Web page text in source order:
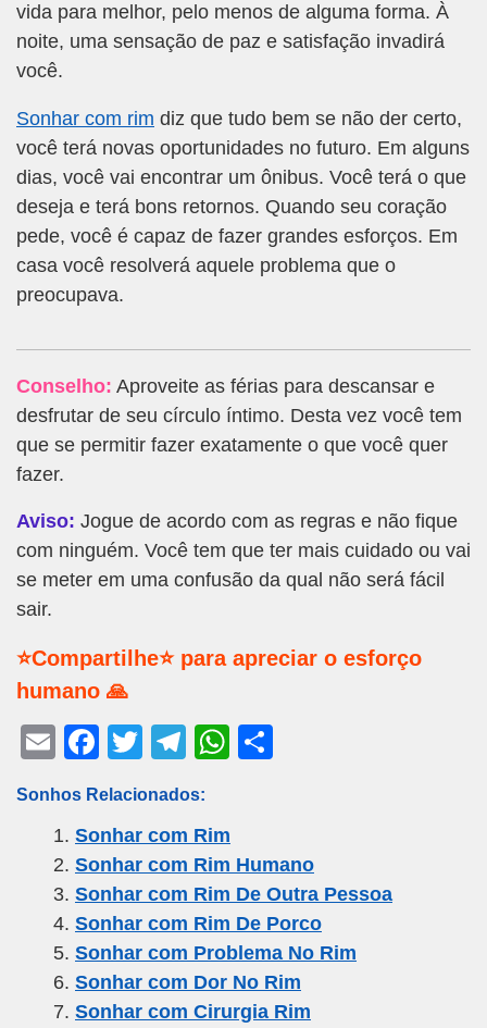
vida para melhor, pelo menos de alguma forma. À
noite, uma sensação de paz e satisfação invadirá
você.
Sonhar com rim diz que tudo bem se não der certo,
você terá novas oportunidades no futuro. Em alguns
dias, você vai encontrar um ônibus. Você terá o que
deseja e terá bons retornos. Quando seu coração
pede, você é capaz de fazer grandes esforços. Em
casa você resolverá aquele problema que o
preocupava.
Conselho: Aproveite as férias para descansar e
desfrutar de seu círculo íntimo. Desta vez você tem
que se permitir fazer exatamente o que você quer
fazer.
Aviso: Jogue de acordo com as regras e não fique
com ninguém. Você tem que ter mais cuidado ou vai
se meter em uma confusão da qual não será fácil
sair.
⭐Compartilhe⭐ para apreciar o esforço
humano 🙏
E
ail
F
c
e
b
o
o
k
T
tt
er
T
e
gr
a
m
W
s
A
p
p
Sonhos Relacionados:
Sonhar com Rim
Sonhar com Rim Humano
Sonhar com Rim De Outra Pessoa
Sonhar com Rim De Porco
Sonhar com Problema No Rim
Sonhar com Dor No Rim
Sonhar com Cirurgia Rim